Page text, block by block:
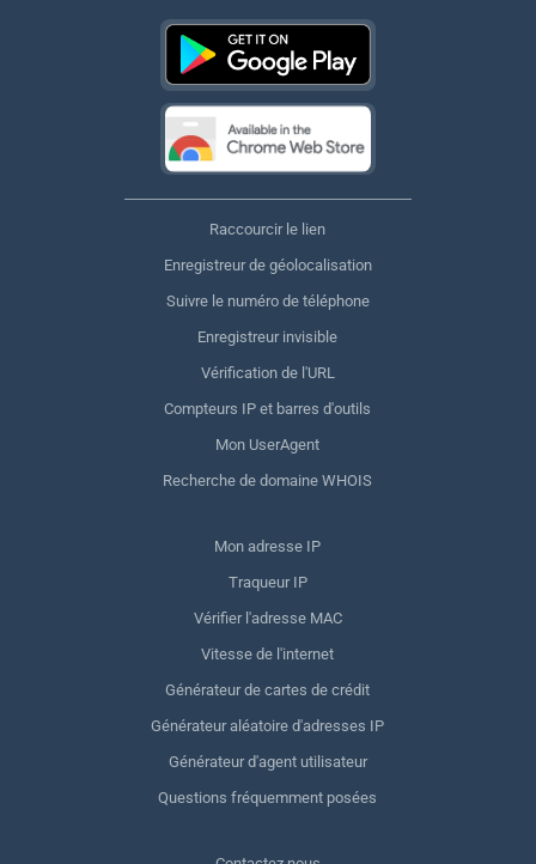
Raccourcir le lien
Enregistreur de géolocalisation
Suivre le numéro de téléphone
Enregistreur invisible
Vérification de l'URL
Compteurs IP et barres d'outils
Mon UserAgent
Recherche de domaine WHOIS
Mon adresse IP
Traqueur IP
Vérifier l'adresse MAC
Vitesse de l'internet
Générateur de cartes de crédit
Générateur aléatoire d'adresses IP
Générateur d'agent utilisateur
Questions fréquemment posées